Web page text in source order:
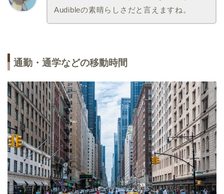
Audibleの素晴らしさだと言えますね。
通勤・通学などの移動時間